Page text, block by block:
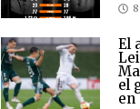
El
el
en